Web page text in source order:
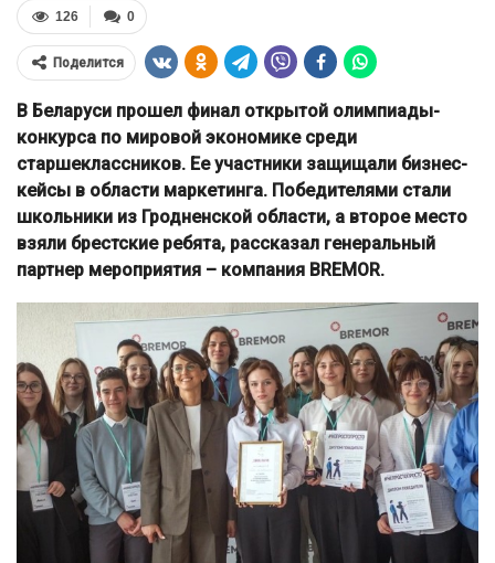
0
126
Поделится
В Беларуси прошел финал открытой олимпиады-
конкурса по мировой экономике среди
старшеклассников. Ее участники защищали бизнес-
кейсы в области маркетинга. Победителями стали
школьники из Гродненской области, а второе место
взяли брестские ребята, рассказал генеральный
партнер мероприятия – компания BREMOR.